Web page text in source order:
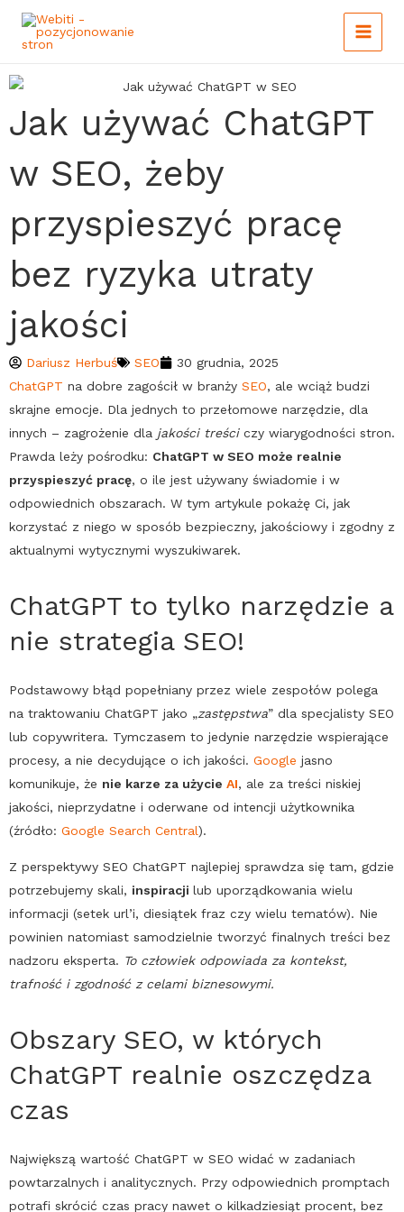
Skip
Main
Menu
Jak używać ChatGPT
w SEO, żeby
przyspieszyć pracę
bez ryzyka utraty
jakości
Dariusz Herbuś SEO
30 grudnia, 2025
ChatGPT na dobre zagościł w branży SEO, ale wciąż budzi
skrajne emocje. Dla jednych to przełomowe narzędzie, dla
innych – zagrożenie dla jakości treściczy wiarygodności stron.
Prawda leży pośrodku: ChatGPT w SEO może realnie
przyspieszyć pracę, o ile jest używany świadomie i w
odpowiednich obszarach. W tym artykule pokażę Ci, jak
korzystać z niego w sposób bezpieczny, jakościowy i zgodny z
aktualnymi wytycznymi wyszukiwarek.
ChatGPT to tylko narzędzie a
nie strategia SEO!
Podstawowy błąd popełniany przez wiele zespołów polega
na traktowaniu ChatGPT jako „zastępstwa” dla specjalisty SEO
lub copywritera. Tymczasem to jedynie narzędzie wspierające
procesy, a nie decydujące o ich jakości. Google jasno
komunikuje, że nie karze za użycie AI, ale za treści niskiej
jakości, nieprzydatne i oderwane od intencji użytkownika
(źródło: Google Search Central).
Z perspektywy SEO ChatGPT najlepiej sprawdza się tam, gdzie
potrzebujemy skali, inspiracji lub uporządkowania wielu
informacji (setek url’i, diesiątek fraz czy wielu tematów). Nie
powinien natomiast samodzielnie tworzyć finalnych treści bez
nadzoru eksperta. To człowiek odpowiada za kontekst,
trafność i zgodność z celami biznesowymi.
Obszary SEO, w których
ChatGPT realnie oszczędza
czas
Największą wartość ChatGPT w SEO widać w zadaniach
powtarzalnych i analitycznych. Przy odpowiednich promptach
potrafi skrócić czas pracy nawet o kilkadziesiąt procent, bez